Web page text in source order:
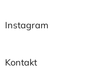
Instagram
Kontakt